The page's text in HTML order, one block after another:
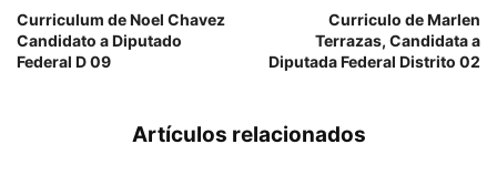
Curriculum de Noel Chavez
Candidato a Diputado
Federal D 09
Curriculo de Marlen
Terrazas, Candidata a
Diputada Federal Distrito 02
Artículos relacionados